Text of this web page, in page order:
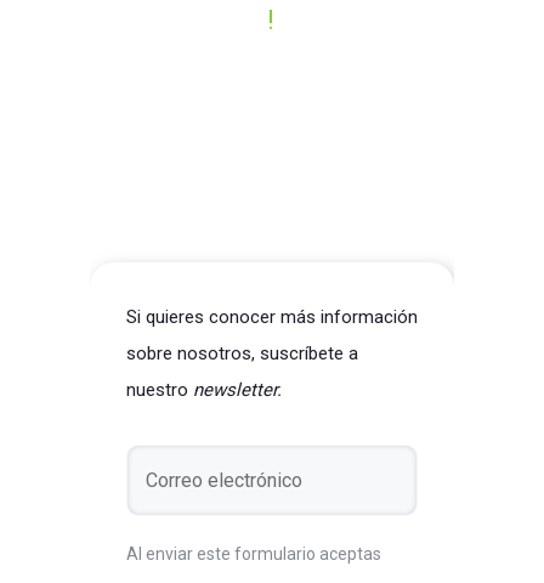
!
Si quieres conocer más información
sobre nosotros, suscríbete a
nuestro newsletter.
Al enviar este formulario aceptas